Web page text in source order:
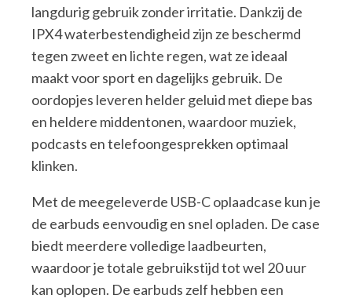
langdurig gebruik zonder irritatie. Dankzij de
IPX4 waterbestendigheid zijn ze beschermd
tegen zweet en lichte regen, wat ze ideaal
maakt voor sport en dagelijks gebruik. De
oordopjes leveren helder geluid met diepe bas
en heldere middentonen, waardoor muziek,
podcasts en telefoongesprekken optimaal
klinken.
Met de meegeleverde USB-C oplaadcase kun je
de earbuds eenvoudig en snel opladen. De case
biedt meerdere volledige laadbeurten,
waardoor je totale gebruikstijd tot wel 20 uur
kan oplopen. De earbuds zelf hebben een